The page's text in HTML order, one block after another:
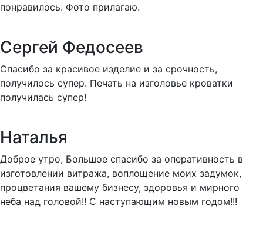
понравилось. Фото прилагаю.
Сергей Федосеев
Спасибо за красивое изделие и за срочность,
получилось супер. Печать на изголовье кроватки
получилась супер!
Наталья
Доброе утро, Большое спасибо за оперативность в
изготовлении витража, воплощение моих задумок,
процветания вашему бизнесу, здоровья и мирного
неба над головой!! С наступающим новым годом!!!